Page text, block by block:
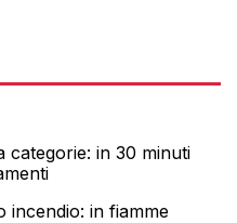
categorie: in 30 minuti
incendio: in fiamme